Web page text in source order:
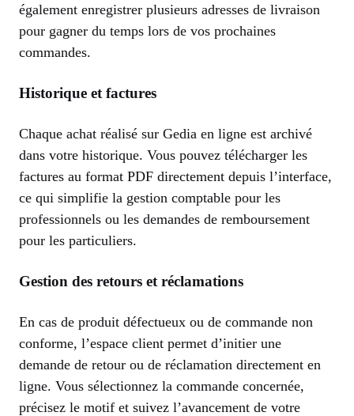
également enregistrer plusieurs adresses de livraison
pour gagner du temps lors de vos prochaines
commandes.
Historique et factures
Chaque achat réalisé sur Gedia en ligne est archivé
dans votre historique. Vous pouvez télécharger les
factures au format PDF directement depuis l’interface,
ce qui simplifie la gestion comptable pour les
professionnels ou les demandes de remboursement
pour les particuliers.
Gestion des retours et réclamations
En cas de produit défectueux ou de commande non
conforme, l’espace client permet d’initier une
demande de retour ou de réclamation directement en
ligne. Vous sélectionnez la commande concernée,
précisez le motif et suivez l’avancement de votre